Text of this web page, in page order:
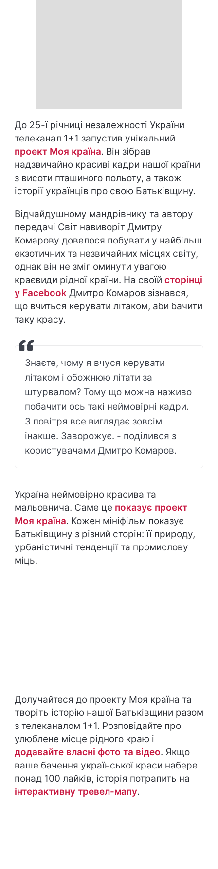
До 25-ї річниці незалежності України
телеканал 1+1 запустив унікальний
проект Моя країна. Він зібрав
надзвичайно красиві кадри нашої країни
з висоти пташиного польоту, а також
історії українців про свою Батьківщину.
Відчайдушному мандрівнику та автору
передачі Світ навиворіт Дмитру
Комарову довелося побувати у найбільш
екзотичних та незвичайних місцях світу,
однак він не зміг оминути увагою
краєвиди рідної країни. На своїй сторінці
у Facebook Дмитро Комаров зізнався,
що вчиться керувати літаком, аби бачити
таку красу.
Знаєте, чому я вчуся керувати
літаком і обожнюю літати за
штурвалом? Тому що можна наживо
побачити ось такі неймовірні кадри.
З повітря все виглядає зовсім
інакше. Заворожує. - поділився з
користувачами Дмитро Комаров.
Україна неймовірно красива та
мальовнича. Саме це показує проект
Моя країна. Кожен мініфільм показує
Батьківщину з різний сторін: її природу,
урбаністичні тенденції та промислову
міць.
Долучайтеся до проекту Моя країна та
творіть історію нашої Батьківщини разом
з телеканалом 1+1. Розповідайте про
улюблене місце рідного краю і
додавайте власні фото та відео. Якщо
ваше бачення української краси набере
понад 100 лайків, історія потрапить на
інтерактивну тревел-мапу.